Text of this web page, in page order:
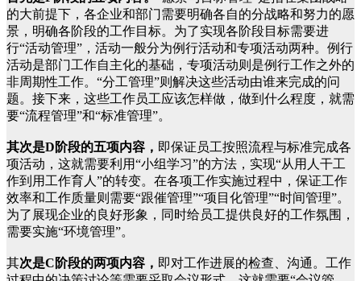
的大前提下，各企业和部门需要明确各自的分战略和努力的愿
景，明确各阶段的工作目标。为了实现各阶段目标需要进
行“活动管理”，活动一般分为例行活动和专项活动两种。例行
活动是部门工作自主化的基础，专项活动则是例行工作之外的
非周期性工作。“分工管理”则解决这些活动由谁来完成的问
题。接下来，这些工作员工应该怎样做，做到什么程度，就需
要“流程管理”和“标准管理”。
其次是D阶段的五项内容， 即保证员工按照流程与标准完成各
项活动，这就需要利用“小组学习”的方法，实现“从用人干工
作到用工作育人”的转变。在各项工作实施过程中，保证工作
效率和工作质量则需要“跟催管理”“项目化管理”“时间管理”。
为了展现企业的良好形象，同时给员工提供良好的工作氛围，
需要实施“环境管理”。
其次是C阶段的两项内容， 即对工作进展的检查、沟通。工作